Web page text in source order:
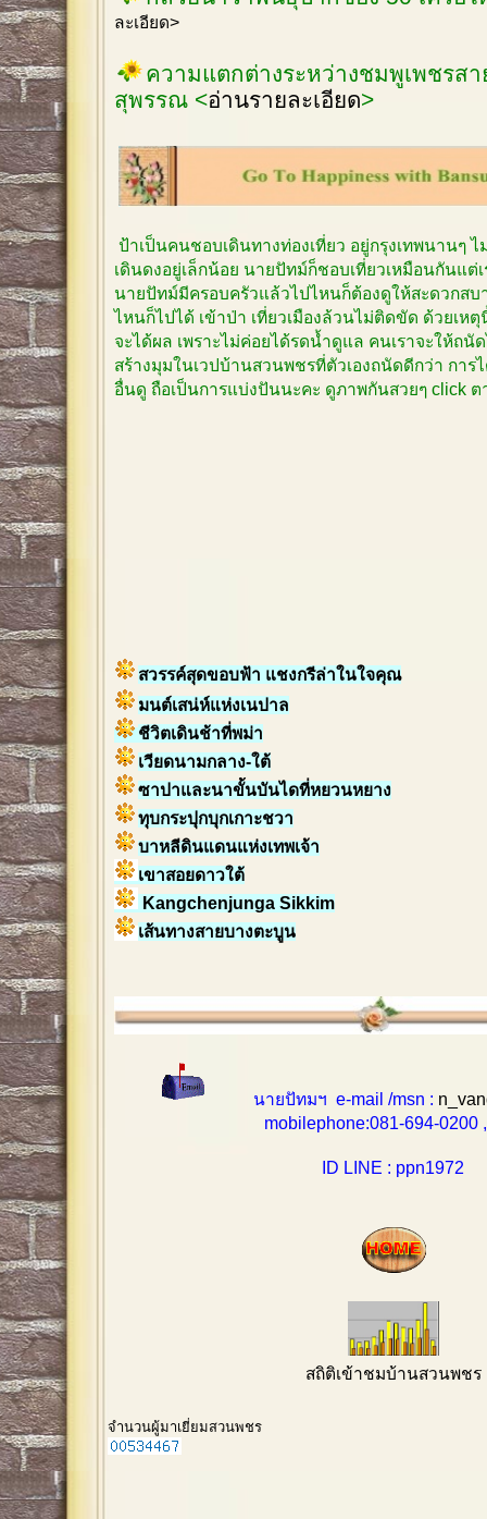
ละเอียด>
ความแตกต่างระหว่างชมพูเพชรส
สุพรรณ <อ่านรายละเอียด>
ป้าเป็นคนชอบเดินทางท่องเที่ยว อยู่กรุงเทพนานๆ
เดินดงอยู่เล็กน้อย นายปัทม์ก็ชอบเที่ยวเหมือนกันแต่
นายปัทม์มีครอบครัวแล้วไปไหนก็ต้องดูให้สะดวกส
ไหนก็ไปได้ เข้าป่า เที่ยวเมืองล้วนไม่ติดขัด ด้วยเห
จะได้ผล เพราะไม่ค่อยได้รดน้ำดูแล คนเราจะให้ถนั
สร้างมุมในเวปบ้านสวนพชรที่ตัวเองถนัดดีกว่า การ
อื่นดู ถือเป็นการแบ่งปันนะคะ ดูภาพกันสวยๆ click ต
สวรรค์สุดขอบฟ้า แชงกรีล่าในใจคุณ
มนต์เสน่ห์แห่งเนปาล
ชีวิตเดินช้าที่พม่า
เวียดนามกลาง-ใต้
ซาปาและนาขั้นบันไดที่หยวนหยาง
ทุบกระปุกบุกเกาะชวา
บาหลีดินแดนแห่งเทพเจ้า
เขาสอยดาวใต้
Kangchenjunga Sikkim
เส้นทางสายบางตะบูน
นายปัทมฯ e-mail /msn :
mobilephone:081-694-0200 ,
ID LINE : ppn1972
สถิติเข้าชมบ้านสวนพชร
จำนวนผู้มาเยี่ยมสวนพชร